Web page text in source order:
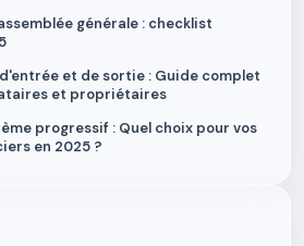
générale : checklist
et de sortie : Guide complet
et propriétaires
progressif : Quel choix pour vos
en 2025 ?